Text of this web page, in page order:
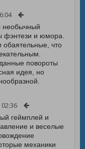
необычный
фэнтези и юмора.
обаятельные, что
повороты
идея, но
02:36
геймплей и
и веселые
механики